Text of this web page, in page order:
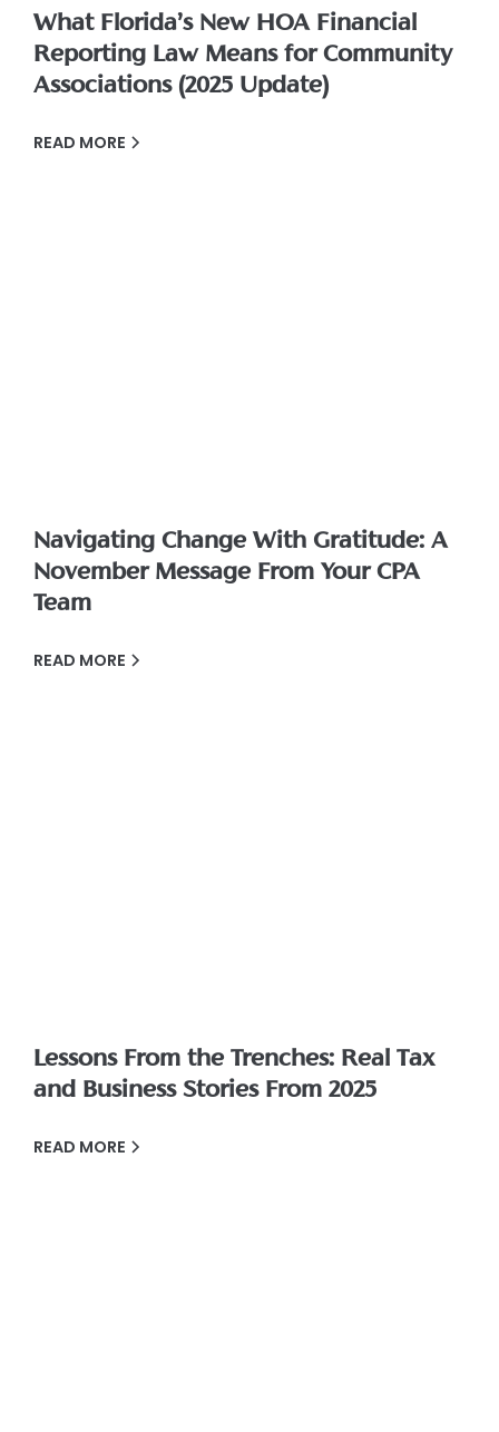
What Florida’s New HOA Financial
Reporting Law Means for Community
Associations (2025 Update)
READ MORE
Navigating Change With Gratitude: A
November Message From Your CPA
Team
READ MORE
Lessons From the Trenches: Real Tax
and Business Stories From 2025
READ MORE